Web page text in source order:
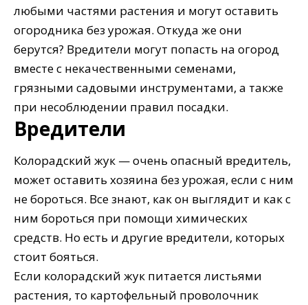
любыми частями растения и могут оставить
огородника без урожая. Откуда же они
берутся? Вредители могут попасть на огород
вместе с некачественными семенами,
грязными садовыми инструментами, а также
при несоблюдении правил посадки.
Вредители
Колорадский жук — очень опасный вредитель,
может оставить хозяина без урожая, если с ним
не бороться. Все знают, как он выглядит и как с
ним бороться при помощи химических
средств. Но есть и другие вредители, которых
стоит бояться.
Если колорадский жук питается листьями
растения, то картофельный проволочник